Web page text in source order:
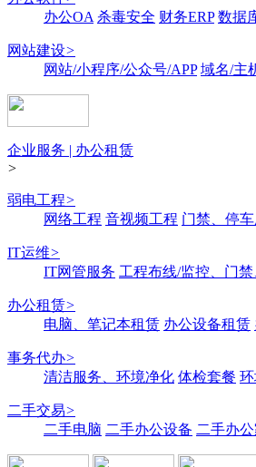
办公OA 杀毒安全 财务ERP 数据
网站建设>
网站/小程序/公众号/APP 域名/主
企业服务 | 办公租赁
>
弱电工程>
网络工程 音视频工程 门禁、停
IT运维>
IT网管服务 工程布线/监控、门
办公租赁>
电脑、笔记本租赁 办公设备租赁
事务代办>
清洁服务、环境净化 体检套餐
二手交易>
二手电脑 二手办公设备 二手办